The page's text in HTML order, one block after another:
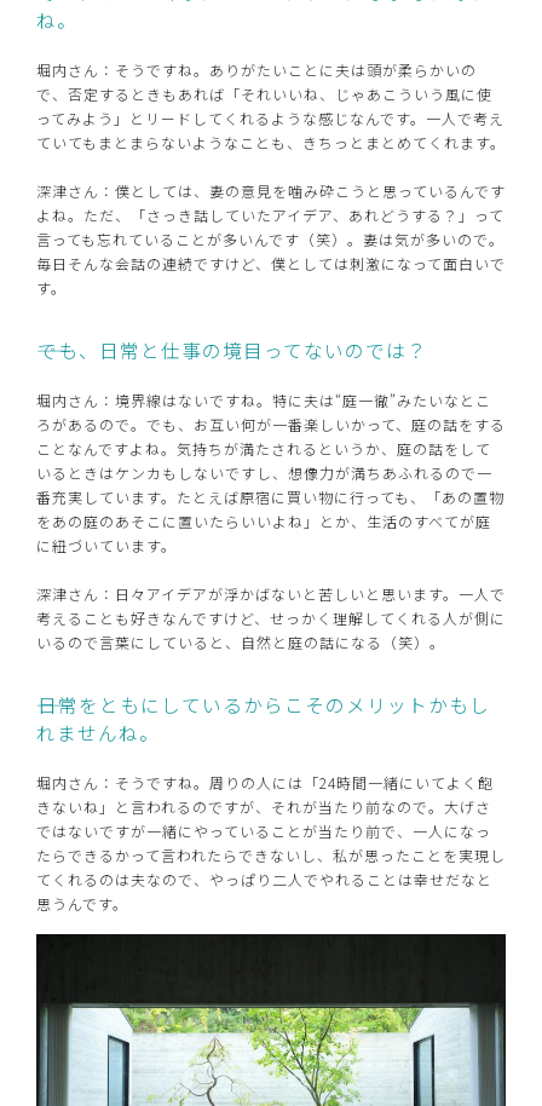
ね。
堀内さん：そうですね。ありがたいことに夫は頭が柔らかいの
で、否定するときもあれば「それいいね、じゃあこういう風に使
ってみよう」とリードしてくれるような感じなんです。一人で考え
ていてもまとまらないようなことも、きちっとまとめてくれます。
深津さん：僕としては、妻の意見を噛み砕こうと思っているんです
よね。ただ、「さっき話していたアイデア、あれどうする？」って
言っても忘れていることが多いんです（笑）。妻は気が多いので。
毎日そんな会話の連続ですけど、僕としては刺激になって面白いで
す。
――でも、日常と仕事の境目ってないのでは？
堀内さん：境界線はないですね。特に夫は“庭一徹”みたいなとこ
ろがあるので。でも、お互い何が一番楽しいかって、庭の話をする
ことなんですよね。気持ちが満たされるというか、庭の話をして
いるときはケンカもしないですし、想像力が満ちあふれるので一
番充実しています。たとえば原宿に買い物に行っても、「あの置物
をあの庭のあそこに置いたらいいよね」とか、生活のすべてが庭
に紐づいています。
深津さん：日々アイデアが浮かばないと苦しいと思います。一人で
考えることも好きなんですけど、せっかく理解してくれる人が側に
いるので言葉にしていると、自然と庭の話になる（笑）。
――日常をともにしているからこそのメリットかもし
れませんね。
堀内さん：そうですね。周りの人には「24時間一緒にいてよく飽
きないね」と言われるのですが、それが当たり前なので。大げさ
ではないですが一緒にやっていることが当たり前で、一人になっ
たらできるかって言われたらできないし、私が思ったことを実現し
てくれるのは夫なので、やっぱり二人でやれることは幸せだなと
思うんです。